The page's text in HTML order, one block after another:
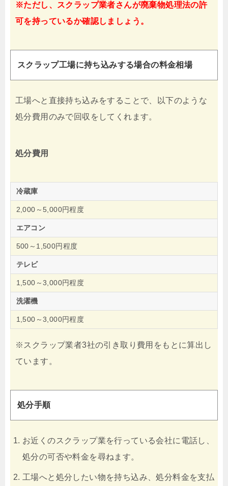
※ただし、スクラップ業者さんが廃棄物処理法の許
可を持っているか確認しましょう。
スクラップ工場に持ち込みする場合の料金相場
工場へと直接持ち込みをすることで、以下のような
処分費用のみで回収をしてくれます。
処分費用
冷蔵庫
2,000～5,000円程度
エアコン
500～1,500円程度
テレビ
1,500～3,000円程度
洗濯機
1,500～3,000円程度
※スクラップ業者3社の引き取り費用をもとに算出し
ています。
処分手順
お近くのスクラップ業を行っている会社に電話し、
処分の可否や料金を尋ねます。
工場へと処分したい物を持ち込み、処分料金を支払